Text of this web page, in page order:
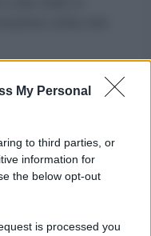
My Personal
to third parties, or
information for
the below opt-out
is processed you